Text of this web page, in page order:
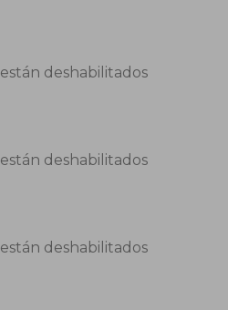
deshabilitadosen
deshabilitadosen
deshabilitadosen